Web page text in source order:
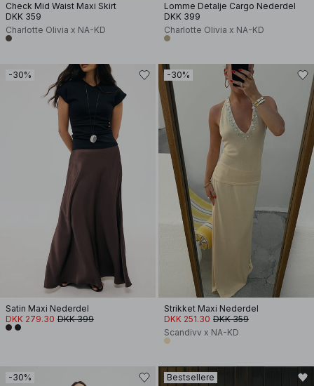
Check Mid Waist Maxi Skirt
DKK 359
Charlotte Olivia x NA-KD
Lomme Detalje Cargo Nederdel
DKK 399
Charlotte Olivia x NA-KD
-30%
Satin Maxi Nederdel
DKK 279.30 DKK 399
-30%
Strikket Maxi Nederdel
DKK 251.30 DKK 359
Scandivv x NA-KD
-30% Bestsellere